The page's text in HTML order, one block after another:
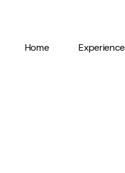
Home Experience